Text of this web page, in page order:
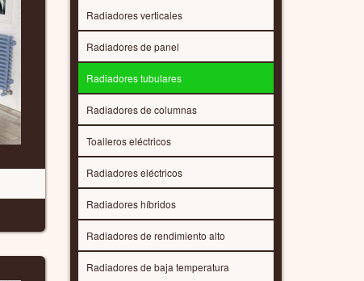
Radiadores verticales
Radiadores de panel
Radiadores tubulares
Radiadores de columnas
Toalleros eléctricos
Radiadores eléctricos
Radiadores híbridos
Radiadores de rendimiento alto
Radiadores de baja temperatura